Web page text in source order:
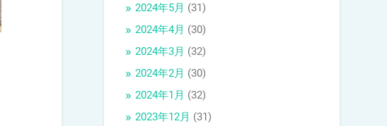
2024年5月 (31)
2024年4月 (30)
2024年3月 (32)
2024年2月 (30)
2024年1月 (32)
2023年12月 (31)